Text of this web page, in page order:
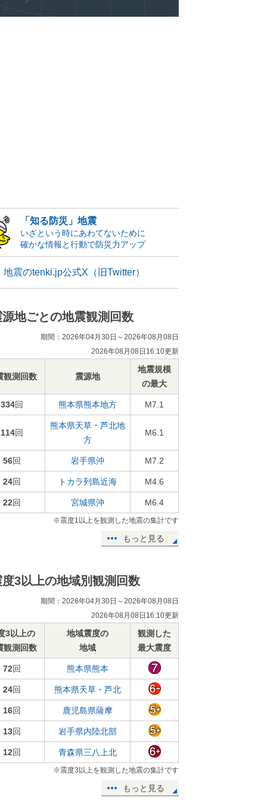
「知る防災」地震
いざという時にあわてないために
確かな情報と行動で防災力アップ
地震のtenki.jp公式X（旧Twitter）
源地ごとの地震観測回数
期間：2026年04月30日～2026年08月08日
2026年08月08日16:10更新
観測回数 震源地
地震規模
の最大
334回 熊本県熊本地方 M7.1
114回
熊本県天草・芦北地
方
M6.1
56回 岩手県沖 M7.2
24回 トカラ列島近海 M4.6
22回 宮城県沖 M6.4
※震度1以上を観測した地震の集計です
もっと見る
度3以上の地域別観測回数
期間：2026年04月30日～2026年08月08日
2026年08月08日16:10更新
3以上の
観測回数
地域震度の
地域
観測した
最大震度
72回 熊本県熊本
24回 熊本県天草・芦北
16回 鹿児島県薩摩
13回 岩手県内陸北部
12回 青森県三八上北
※震度3以上を観測した地震の集計です
もっと見る